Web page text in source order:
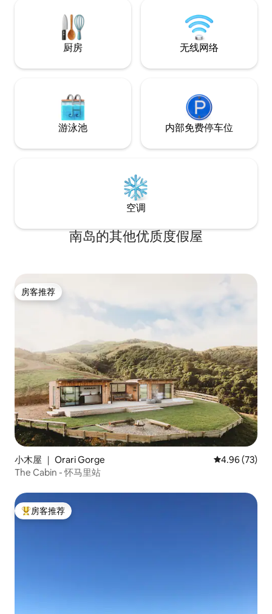
guests access to one of the truly remote
areas of the Southern Alps Enjoy horse
riding from our farm, skiing, hiking,
mountain biking, fishing, and much more
（Christchurch）
（Queenstown）
厨房 无线网络
游泳池 内部免费停车位
空调
南岛的其他优质度假屋
房客推荐
房客推荐
小木屋 ｜ Orari Gorge 平均评分
4.96 (73)
The Cabin - 怀马里站
热门「房客推荐」
房客推荐